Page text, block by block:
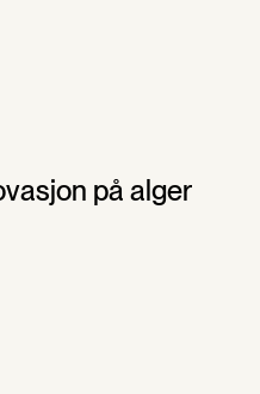
på alger